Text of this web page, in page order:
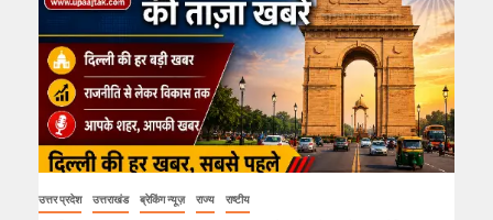
उत्तर प्रदेश उत्तराखंड ब्रेकिंग न्यूज़ राज्य राष्टीय